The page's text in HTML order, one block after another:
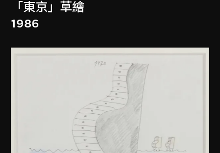
「東京」草繪
1986